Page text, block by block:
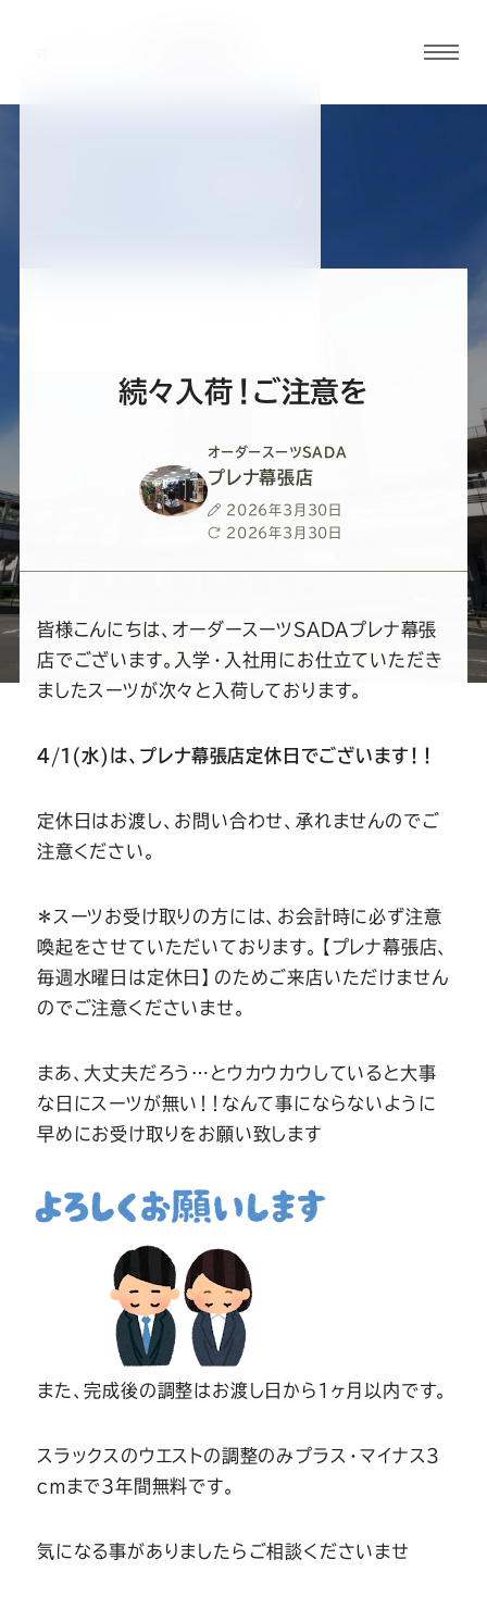
ー
ツ
SADA
公
式
Youtube
ー
ー
ー
ツ
SADA
公
式
Facebook
ー
ー
ー
ツ
SADA
式
Twitter
ー
ー
ー
ツ
SADA
式
Instagram
ー
ー
ー
ツ
SADA
式
LINE
続々入荷！ご注意を
オーダースーツSADA
プレナ幕張店
投
稿
2026年3月30日
最
2026年3月30日
皆様こんにちは、オーダースーツSADAプレナ幕張
店でございます。入学・入社用にお仕立ていただき
ましたスーツが次々と入荷しております。
４/１(水)は、プレナ幕張店定休日でございます！！
定休日はお渡し、お問い合わせ、承れませんのでご
注意ください。
＊スーツお受け取りの方には、お会計時に必ず注意
喚起をさせていただいております。【プレナ幕張店、
毎週水曜日は定休日】のためご来店いただけません
のでご注意くださいませ。
まあ、大丈夫だろう…とウカウカウしていると大事
な日にスーツが無い！！なんて事にならないように
早めにお受け取りをお願い致します
また、完成後の調整はお渡し日から１ヶ月以内です。
スラックスのウエストの調整のみプラス・マイナス３
ｃｍまで3年間無料です。
気になる事がありましたらご相談くださいませ